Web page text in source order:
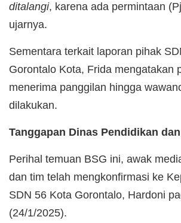
ditalangi, karena ada permintaan
ujarnya.
Sementara terkait laporan pihak
Gorontalo Kota, Frida mengatakan
menerima panggilan hingga
dilakukan.
Tanggapan Dinas Pendidikan
Perihal temuan BSG ini, awak
dan tim telah mengkonfirmasi ke
SDN 56 Kota Gorontalo, Hardoni
(24/1/2025).